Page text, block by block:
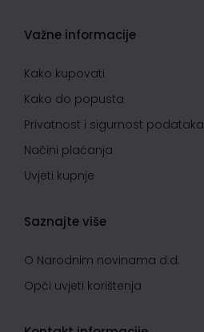
Važne informacije
Kako kupovati
Kako do popusta
Privatnost i sigurnost podataka
Načini plaćanja
Uvjeti kupnje
Saznajte više
O Narodnim novinama d.d.
Opći uvjeti korištenja